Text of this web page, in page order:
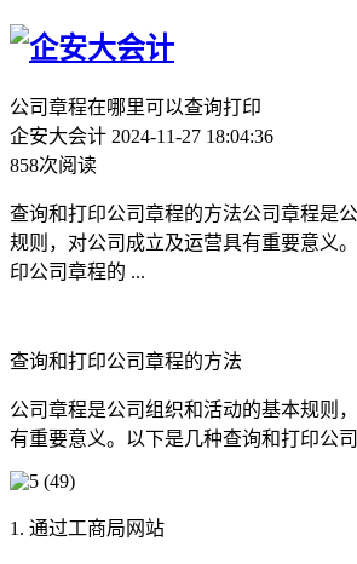
公司章程在哪里可以查询打印
企安大会计 2024-11-27 18:04:36
858次阅读
查询和打印公司章程的方法公司章程是
规则，对公司成立及运营具有重要意义
印公司章程的 ...
查询和打印公司章程的方法
公司章程是公司组织和活动的基本规则
有重要意义。以下是几种查询和打印公司
1. 通过工商局网站